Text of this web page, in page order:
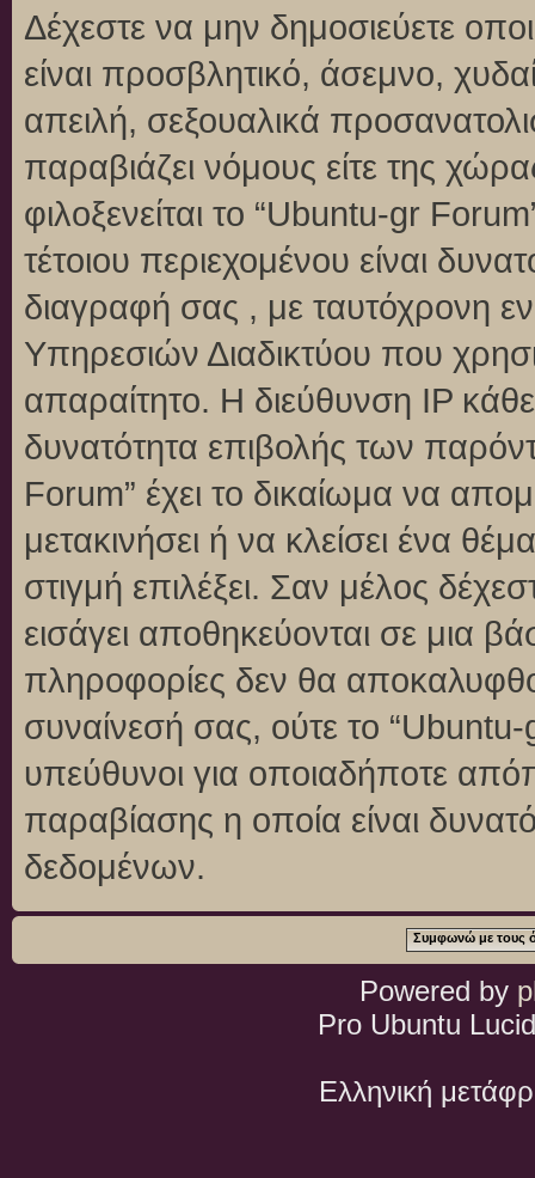
Δέχεστε να μην δημοσιεύετε
είναι προσβλητικό, άσεμνο,
απειλή, σεξουαλικά
παραβιάζει νόμους είτε της
φιλοξενείται το “Ubuntu-gr
τέτοιου περιεχομένου είναι
διαγραφή σας , με ταυτόχρονη
Υπηρεσιών Διαδικτύου που
απαραίτητο. Η διεύθυνση IP
δυνατότητα επιβολής των
Forum” έχει το δικαίωμα να
μετακινήσει ή να κλείσει ένα
στιγμή επιλέξει. Σαν μέλος
εισάγει αποθηκεύονται σε μια
πληροφορίες δεν θα
συναίνεσή σας, ούτε το
υπεύθυνοι για οποιαδήποτε
παραβίασης η οποία είναι
δεδομένων.
Powered by
Pro Ubuntu
Ελληνική